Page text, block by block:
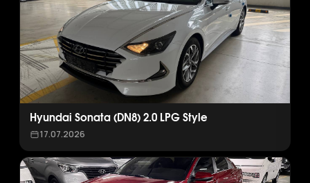
Hyundai Sonata (DN8) 2.0 LPG Style
17.07.2026